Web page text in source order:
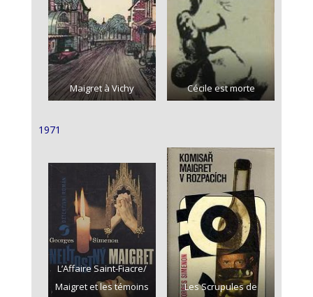
Maigret à Vichy Cécile est morte
1971
L’Affaire Saint-Fiacre/
Maigret et les témoins
Les Scrupules de